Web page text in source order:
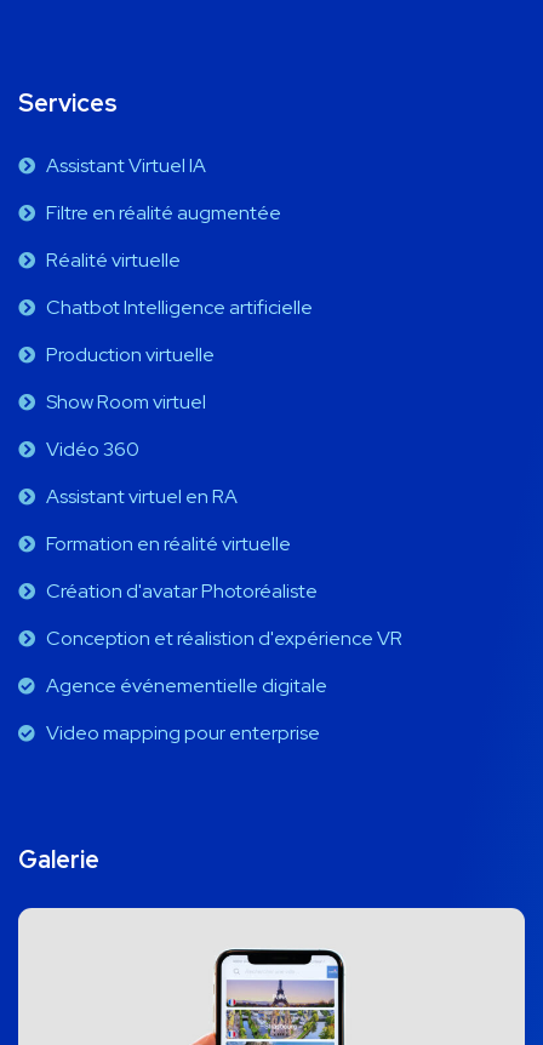
Services
Assistant Virtuel IA
Filtre en réalité augmentée
Réalité virtuelle
Chatbot Intelligence artificielle
Production virtuelle
Show Room virtuel
Vidéo 360
Assistant virtuel en RA
Formation en réalité virtuelle
Création d'avatar Photoréaliste
Conception et réalistion d'expérience VR
Agence événementielle digitale
Video mapping pour enterprise
Galerie